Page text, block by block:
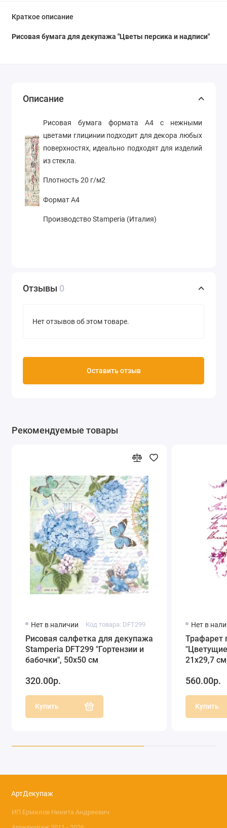
Краткое описание
Рисовая бумага для декупажа "Цветы персика и надписи"
Описание
Рисовая бумага формата А4 с нежными
цветами глицинии подходит для декора любых
поверхностях, идеально подходят для изделий
из стекла.
Плотность 20 г/м2
Формат А4
Производство Stamperia (Италия)
Отзывы 0
Нет отзывов об этом товаре.
Оставить отзыв
Рекомендуемые товары
Нет в наличии Код товара: DFT299
Рисовая салфетка для декупажа
Stamperia DFT299 "Гортензии и
бабочки", 50х50 см
320.00р.
Купить
Нет в
Трафарет
21х29,7
560.00р.
Купить
АртДекупаж
ИП Ермилов Никита Андреевич